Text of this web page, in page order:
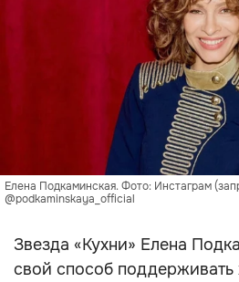
Елена Подкаминская. Фото: Инстаграм
@podkaminskaya_official
Звезда «Кухни» Елена
свой способ